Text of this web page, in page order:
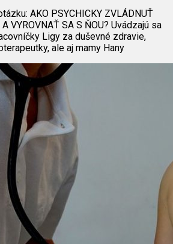
AKO PSYCHICKY ZVLÁDNUŤ
VYROVNAŤ SA S ŇOU? Uvádzajú sa
Ligy za duševné zdravie,
ale aj mamy Hany